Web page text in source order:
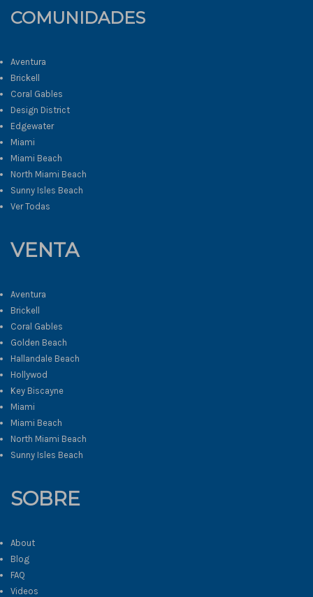
COMUNIDADES
Aventura
Brickell
Coral Gables
Design District
Edgewater
Miami
Miami Beach
North Miami Beach
Sunny Isles Beach
Ver Todas
VENTA
Aventura
Brickell
Coral Gables
Golden Beach
Hallandale Beach
Hollywod
Key Biscayne
Miami
Miami Beach
North Miami Beach
Sunny Isles Beach
SOBRE
About
Blog
FAQ
Videos